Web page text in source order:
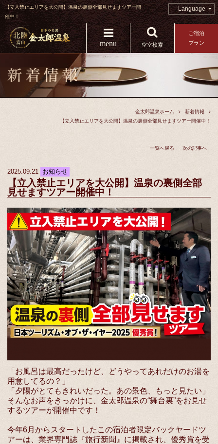
【立入禁止エリアを大公開】温泉の裏側全部見せますツアー開
催中！
Language
menu 空室検索
ご宿泊
プラン
金太郎温泉ホーム
新着情報
【立入禁止エリアを大公開】温泉の裏側全部見せますツアー開催中！
一覧へ戻る 次の記事へ
2025.09.21 お知らせ
【立入禁止エリアを大公開】温泉の裏側全部
見せますツアー開催中！
「お風呂は最高だったけど、どうやってあれだけのお湯を
用意してるの？」
「夕陽がとてもきれいだった。あの景色、もっと見たい」
そんなお声をきっかけに、金太郎温泉の“舞台裏”をお見せ
するツアーが開催中です！
今年6月からスタートしたこの宿泊者限定バックヤードツ
アーは、業界専門誌『旅行新聞』に掲載され、優秀賞を受